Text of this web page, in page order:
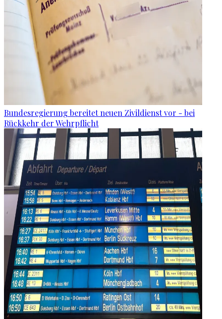
Bundesregierung bereitet neuen Zivildienst vor - bei
Rückkehr der Wehrpflicht